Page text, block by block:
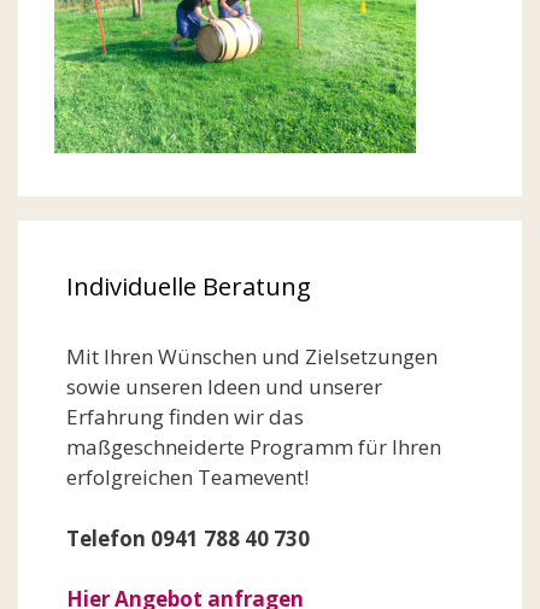
Individuelle Beratung
Mit Ihren Wünschen und Zielsetzungen
sowie unseren Ideen und unserer
Erfahrung finden wir das
maßgeschneiderte Programm für Ihren
erfolgreichen Teamevent!
Telefon 0941 788 40 730
Hier Angebot anfragen